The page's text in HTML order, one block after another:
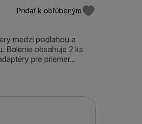
Pridať k obľúbeným
medzi podlahou a
Balenie obsahuje 2 ks
pre priemer...